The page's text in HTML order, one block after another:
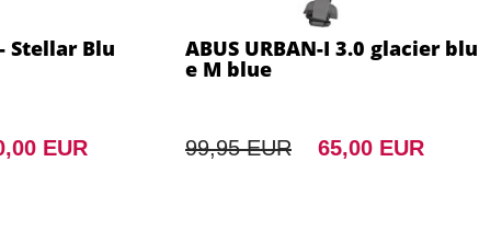
Stellar Blu
EUR
ABUS URBAN-I 3.0 glacier blu
e M blue
99,95 EUR 65,00 EUR